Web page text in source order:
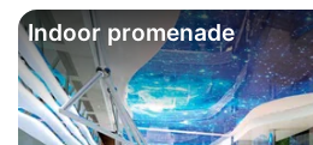
Indoor promenade